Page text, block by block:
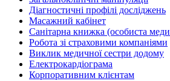
Діагностичні профілі досліджень
Масажний кабінет
Санітарна книжка (особиста
Робота зі страховими компаніями
Виклик медичної сестри додому
Електрокардіограма
Корпоративним клієнтам